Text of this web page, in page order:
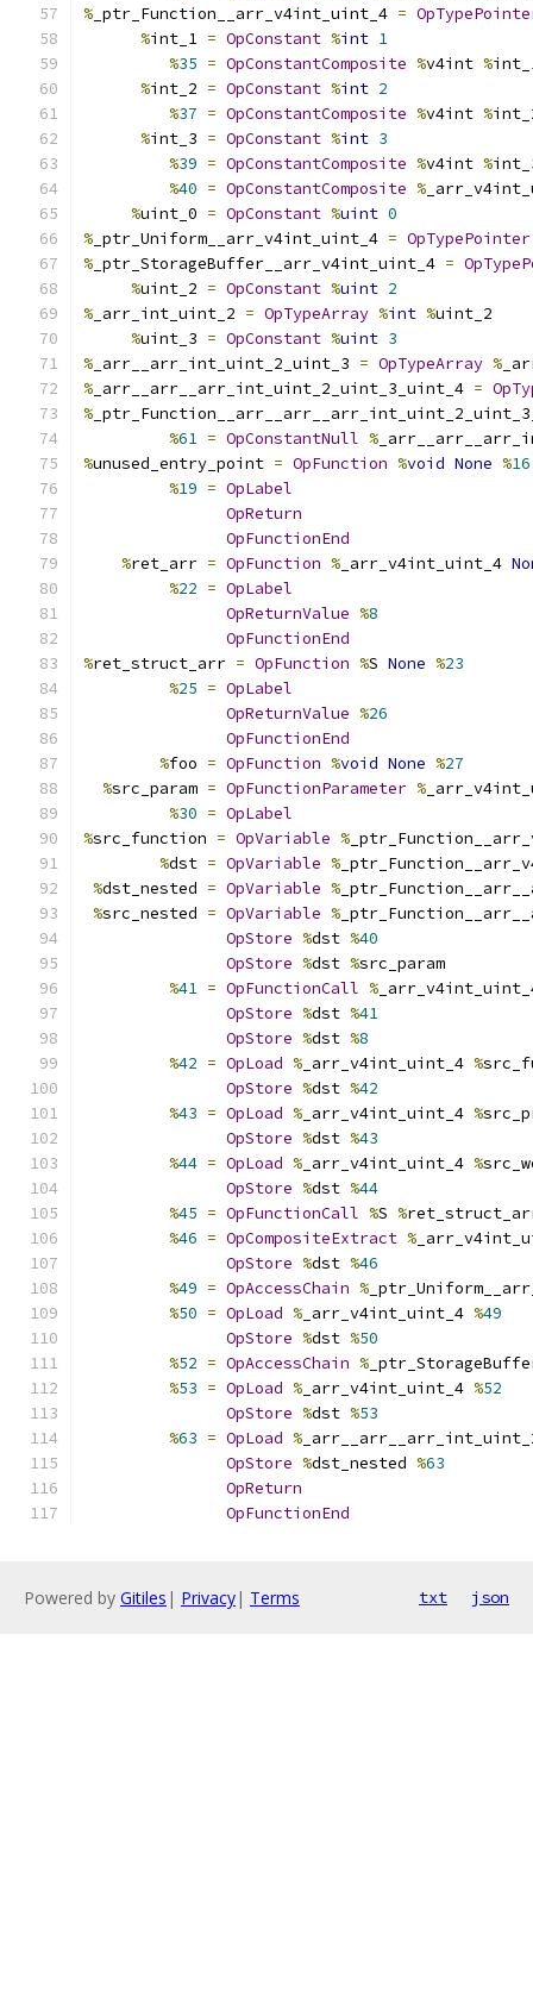
% _ptr_Function__arr_v4int_uint_4 =
%int_1 = OpConstant %int 1
%35 = OpConstantComposite %v4int %
%int_2 = OpConstant %int 2
%37 = OpConstantComposite %v4int %
%int_3 = OpConstant %int 3
%39 = OpConstantComposite %v4int %
%40 = OpConstantComposite %
%uint_0 = OpConstant %uint 0
% _ptr_Uniform__arr_v4int_uint_4 = OpTypePointer
% _ptr_StorageBuffer__arr_v4int_uint_4 =
%uint_2 = OpConstant %uint 2
% _arr_int_uint_2 = OpTypeArray %int %uint_2
%uint_3 = OpConstant %uint 3
% _arr__arr_int_uint_2_uint_3 = OpTypeArray %
% _arr__arr__arr_int_uint_2_uint_3_uint_4 =
%
%61 = OpConstantNull %
%unused_entry_point = OpFunction %void None %16
%19 = OpLabel
OpReturn
OpFunctionEnd
%ret_arr = OpFunction % _arr_v4int_uint_4
%22 = OpLabel
OpReturnValue %8
OpFunctionEnd
%ret_struct_arr = OpFunction %S None %23
%25 = OpLabel
OpReturnValue %26
OpFunctionEnd
%foo = OpFunction %void None %27
%src_param = OpFunctionParameter %
%30 = OpLabel
%src_function = OpVariable %
%dst = OpVariable %
%dst_nested = OpVariable %
%src_nested = OpVariable %
OpStore %dst %40
OpStore %dst %src_param
%41 = OpFunctionCall %
OpStore %dst %41
OpStore %dst %8
%42 = OpLoad % _arr_v4int_uint_4 %
OpStore %dst %42
%43 = OpLoad % _arr_v4int_uint_4 %
OpStore %dst %43
%44 = OpLoad % _arr_v4int_uint_4 %
OpStore %dst %44
%45 = OpFunctionCall %S %
%46 = OpCompositeExtract %
OpStore %dst %46
%49 = OpAccessChain %
%50 = OpLoad % _arr_v4int_uint_4 %49
OpStore %dst %50
%52 = OpAccessChain %
%53 = OpLoad % _arr_v4int_uint_4 %52
OpStore %dst %53
%63 = OpLoad %
OpStore %dst_nested %63
OpReturn
OpFunctionEnd
Powered by Gitiles | Privacy| Terms txt json